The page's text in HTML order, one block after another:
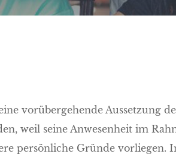
vorübergehende Aussetzung
weil seine Anwesenheit im
persönliche Gründe vorliegen.